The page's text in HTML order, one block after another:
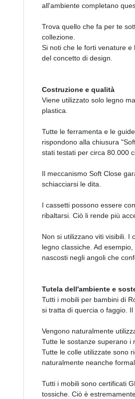
all'ambiente completano
Trova quello che fa per te
collezione.
Si noti che le forti venature
del concetto di design.
Costruzione e qualità
Viene utilizzato solo legno
plastica.
Tutte le ferramenta e le
rispondono alla chiusura
stati testati per circa 80.000
Il meccanismo Soft Close
schiacciarsi le dita.
I cassetti possono essere
ribaltarsi. Ciò li rende più
Non si utilizzano viti visibili. I
legno classiche. Ad
nascosti negli angoli che
Tutela dell'ambiente e
Tutti i mobili per bambini di
si tratta di quercia o faggio.
Vengono naturalmente
Tutte le sostanze superano i
Tutte le colle utilizzate sono
naturalmente neanche
Tutti i mobili sono certificati
tossiche. Ciò è